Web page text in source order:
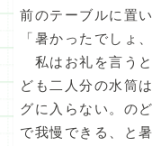
前のテーブルに置
「暑かったでしょ
私はお礼を言う
ども二人分の水筒
グに入らない。の
で我慢できる、と